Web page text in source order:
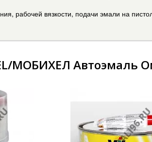
рабочей вязкости, подачи эмали на
МОБИХЕЛ Автоэмаль